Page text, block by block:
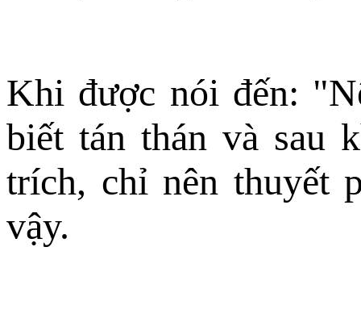
Khi được nói đến:
biết tán thán và sau
trích, chỉ nên thuyết
vậy.